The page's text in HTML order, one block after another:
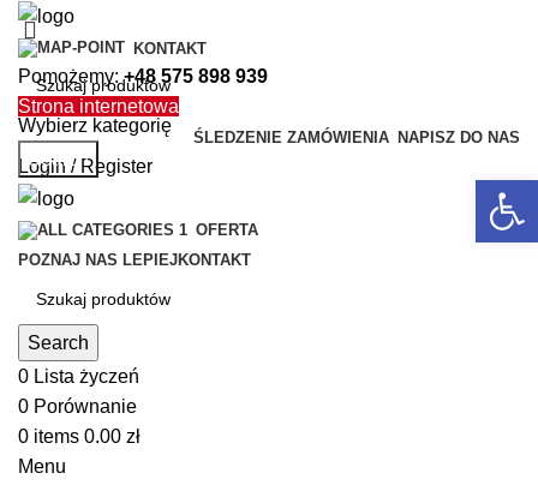
KONTAKT
Pomożemy:+48 575 898 939
Strona internetowa
ŚLEDZENIE ZAMÓWIENIA NAPISZ DO NAS
Login / Register
OFERTA
POZNAJ NAS LEPIEJKONTAKT
Search
0 Lista życzeń
0 Porównanie
0 items 0.00 zł
Menu
Wybierz kategorię
Search